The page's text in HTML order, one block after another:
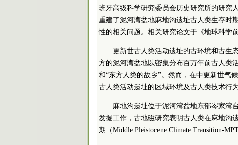
班牙高级科学研究委员会历史研究所的研究
重建了泥河湾盆地麻地沟遗址古人类生存时
性的相关问题。相关研究论文于《地球科学
更新世古人类活动遗址的古环境和古生
方的泥河湾盆地以密集分布百万年前古人类
和“东方人类的故乡”。然而，在中更新世气
古人类活动遗址的区域环境及古人类技术行
麻地沟遗址位于泥河湾盆地东部岑家湾
发掘工作，古地磁研究表明古人类在麻地沟
期（Middle Pleistocene Climate Transition-MPT